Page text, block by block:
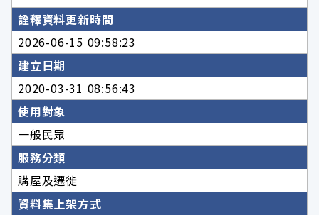
詮釋資料更新時間
2026-06-15 09:58:23
建立日期
2020-03-31 08:56:43
使用對象
一般民眾
服務分類
購屋及遷徙
資料集上架方式